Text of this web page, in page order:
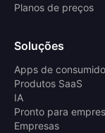
Planos de preços
Soluções
Apps de
Produtos SaaS
IA
Pronto para
Empresas